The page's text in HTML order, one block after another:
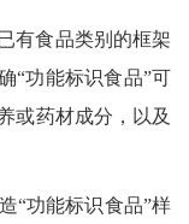
有食品类别的框架
“功能标识食品”可
或药材成分，以及
“功能标识食品”样